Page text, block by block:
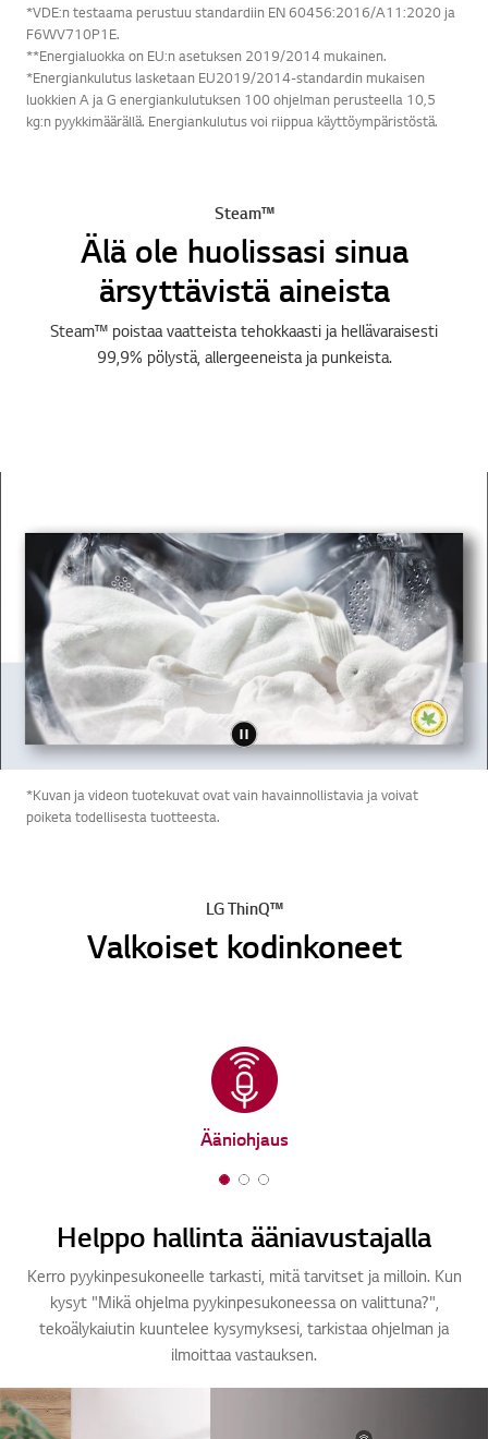
*VDE:n testaama perustuu standardiin EN 60456:2016/A11:2020 ja
F6WV710P1E.
**Energialuokka on EU:n asetuksen 2019/2014 mukainen.
*Energiankulutus lasketaan EU2019/2014-standardin mukaisen
luokkien A ja G energiankulutuksen 100 ohjelman perusteella 10,5
kg:n pyykkimäärällä. Energiankulutus voi riippua käyttöympäristöstä.
Steam™
Älä ole huolissasi sinua
ärsyttävistä aineista
Steam™ poistaa vaatteista tehokkaasti ja hellävaraisesti
99,9% pölystä, allergeeneista ja punkeista.
*Kuvan ja videon tuotekuvat ovat vain havainnollistavia ja voivat
poiketa todellisesta tuotteesta.
LG ThinQ™
Valkoiset kodinkoneet
Ääniohjaus
1
f
2
f
3
f
Helppo hallinta ääniavustajalla
Kerro pyykinpesukoneelle tarkasti, mitä tarvitset ja milloin. Kun
kysyt "Mikä ohjelma pyykinpesukoneessa on valittuna?",
tekoälykaiutin kuuntelee kysymyksesi, tarkistaa ohjelman ja
ilmoittaa vastauksen.